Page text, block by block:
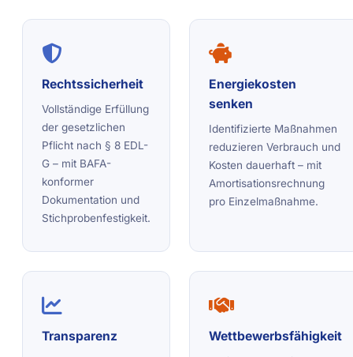
Rechtssicherheit
Vollständige Erfüllung
der gesetzlichen
Pflicht nach § 8 EDL-
G – mit BAFA-
konformer
Dokumentation und
Stichprobenfestigkeit.
Energiekosten
senken
Identifizierte Maßnahmen
reduzieren Verbrauch und
Kosten dauerhaft – mit
Amortisationsrechnung
pro Einzelmaßnahme.
Transparenz Wettbewerbsfähigkeit